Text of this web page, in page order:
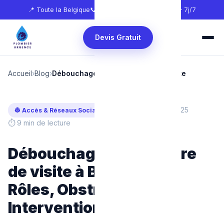
📍 Toute la Belgique📞 🕐 24h/24 — 7j/7
Devis Gratuit
Accueil›Blog›Débouchage d'une Chambre de visite
👷 Accès & Réseaux Sociaux
Mis à jour : Février 2025
⏱ 9 min de lecture
Débouchage de chambre
de visite à Bruxelles :
Rôles, Obstructions et
Intervention